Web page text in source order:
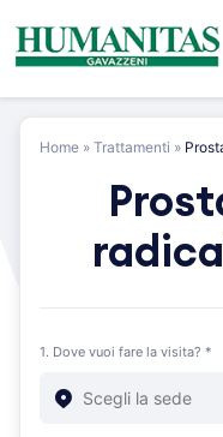
content
Home » Trattamenti »
1. Dove vuoi fare la visita? *